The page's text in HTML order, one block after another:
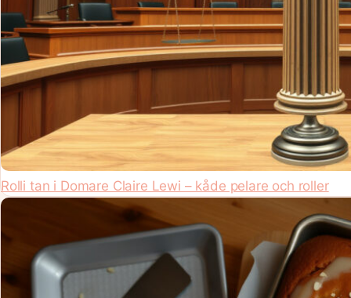
Rolli tan i Domare Claire Lewi – kåde pelare och roller